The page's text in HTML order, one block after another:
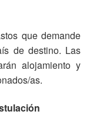
que demande
de destino. Las
alojamiento y
as.